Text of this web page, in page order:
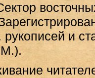
рукописей и